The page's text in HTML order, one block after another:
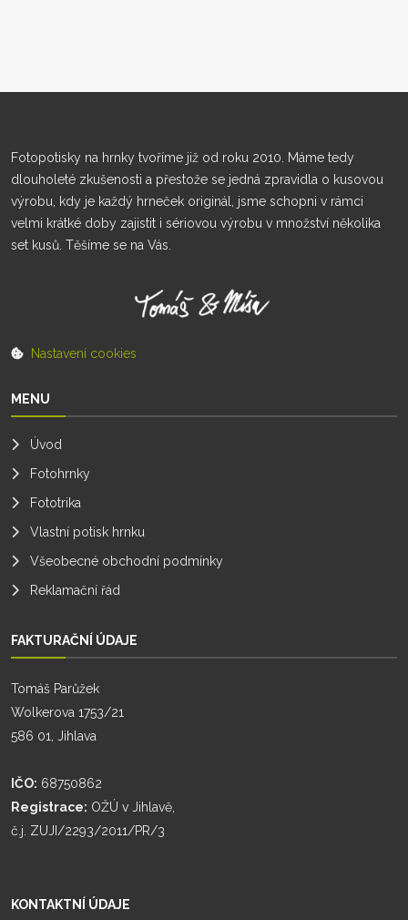
Fotopotisky na hrnky tvoříme již od roku 2010. Máme tedy
dlouholeté zkušenosti a přestože se jedná zpravidla o kusovou
výrobu, kdy je každý hrneček originál, jsme schopni v rámci
velmi krátké doby zajistit i sériovou výrobu v množství několika
set kusů. Těšíme se na Vás.
Nastavení cookies
MENU
Úvod
Fotohrnky
Fototrika
Vlastní potisk hrnku
Všeobecné obchodní podmínky
Reklamační řád
FAKTURAČNÍ ÚDAJE
Tomáš Parůžek
Wolkerova 1753/21
586 01, Jihlava
IČO: 68750862
Registrace: OŽÚ v Jihlavě,
č.j. ZUJI/2293/2011/PR/3
KONTAKTNÍ ÚDAJE